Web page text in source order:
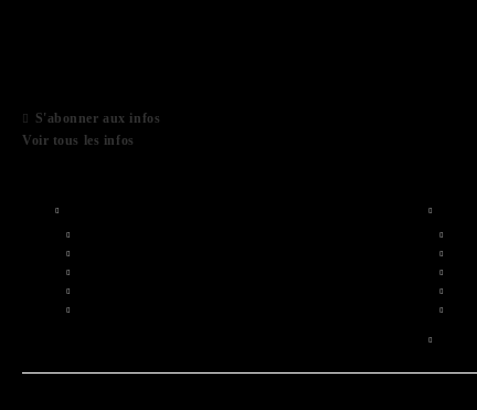
S'abonner aux infos
Voir tous les infos